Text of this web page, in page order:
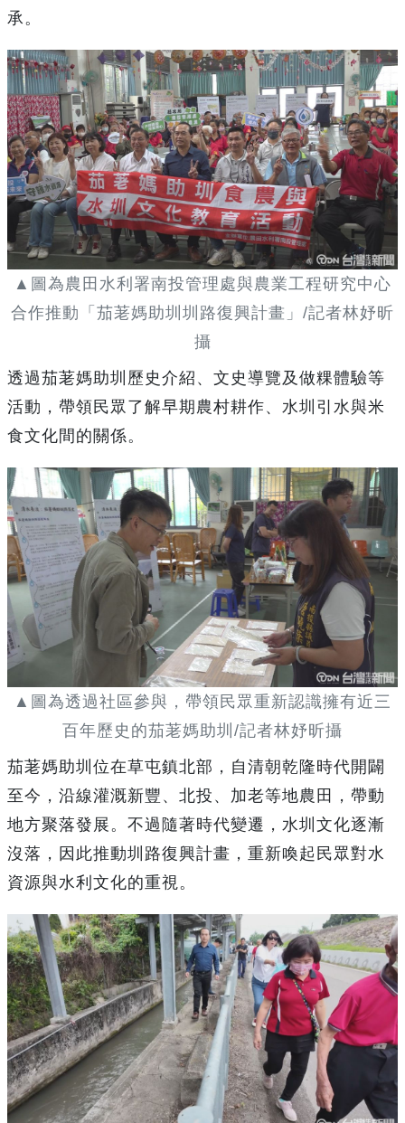
承。
▲圖為農田水利署南投管理處與農業工程研究中心
合作推動「茄荖媽助圳圳路復興計畫」/記者林妤昕
攝
透過茄荖媽助圳歷史介紹、文史導覽及做粿體驗等
活動，帶領民眾了解早期農村耕作、水圳引水與米
食文化間的關係。
▲圖為透過社區參與，帶領民眾重新認識擁有近三
百年歷史的茄荖媽助圳/記者林妤昕攝
茄荖媽助圳位在草屯鎮北部，自清朝乾隆時代開闢
至今，沿線灌溉新豐、北投、加老等地農田，帶動
地方聚落發展。不過隨著時代變遷，水圳文化逐漸
沒落，因此推動圳路復興計畫，重新喚起民眾對水
資源與水利文化的重視。